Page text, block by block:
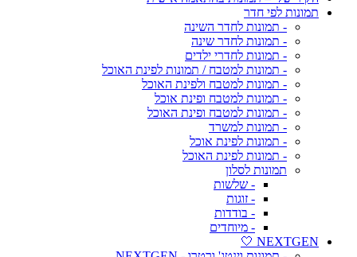
תמונות לפי חדר
- תמונות לחדר השינה
- תמונות לחדר שינה
- תמונות לחדרי ילדים
- תמונות למטבח / תמונות לפינת האוכל
- תמונות למטבח ולפינת האוכל
- תמונות למטבח ופינת אוכל
- תמונות למטבח ופינת האוכל
- תמונות למשרד
- תמונות לפינת אוכל
- תמונות לפינת האוכל
תמונות לסלון
- שלשות
- זוגות
- בודדות
- מיוחדים
NEXTGEN 🤍